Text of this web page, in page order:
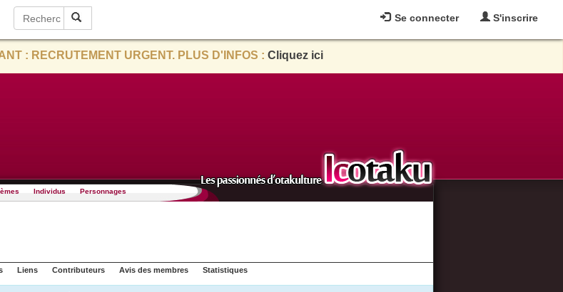
Se connecter S'inscrire
: RECRUTEMENT URGENT. PLUS D'INFOS : Cliquez ici
Individus Personnages
Liens Contributeurs Avis des membres Statistiques